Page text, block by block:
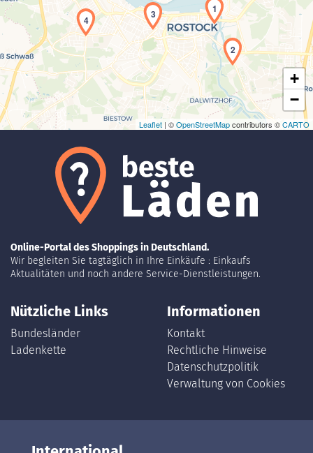
Laden der Karte... 1
2
3
4
+
−
Leaflet | ©OpenStreetMapcontributors ©CARTO
Online-Portal des Shoppings in Deutschland.
Wir begleiten Sie tagtäglich in Ihre Einkäufe : Einkaufs
Aktualitäten und noch andere Service-Dienstleistungen.
Nützliche Links
Bundesländer
Ladenkette
Informationen
Kontakt
Rechtliche Hinweise
Datenschutzpolitik
Verwaltung von Cookies